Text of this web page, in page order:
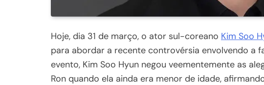
​Hoje, dia 31 de março, o ator sul-coreano Kim Soo
para abordar a recente controvérsia envolvendo a
evento, Kim Soo Hyun negou veementemente as
Ron quando ela ainda era menor de idade,